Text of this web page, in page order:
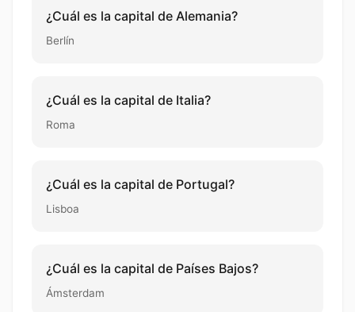
¿Cuál es la capital de Alemania?
Berlín
¿Cuál es la capital de Italia?
Roma
¿Cuál es la capital de Portugal?
Lisboa
¿Cuál es la capital de Países Bajos?
Ámsterdam